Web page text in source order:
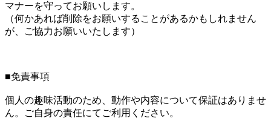
マナーを守ってお願いします。
（何かあれば削除をお願いすることがあるかもしれません
が、ご協力お願いいたします）
■免責事項
個人の趣味活動のため、動作や内容について保証はありませ
ん。ご自身の責任にてご利用ください。